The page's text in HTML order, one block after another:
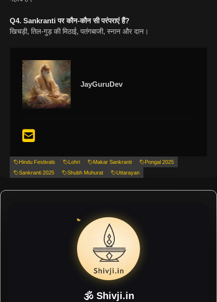
Q4. Sankranti पर कौन-कौन सी परंपराएं हैं?
खिचड़ी, तिल-गुड़ की मिठाई, पतंगबाजी, स्नान और दान।
JayGuruDev
Hindu Festivals Lohri Makar Sankranti
Pongal 2025
Sankranti 2025
Shubh Muhurat Uttarayan
🕉 Shivji.in